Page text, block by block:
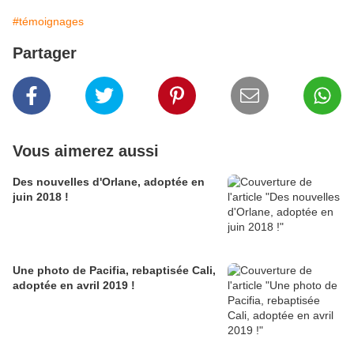
#témoignages
Partager
Vous aimerez aussi
Des nouvelles d'Orlane, adoptée en
juin 2018 !
Une photo de Pacifia, rebaptisée Cali,
adoptée en avril 2019 !